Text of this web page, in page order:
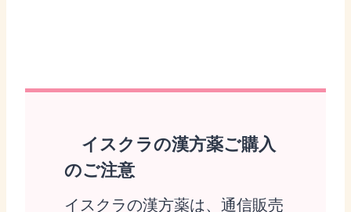
イスクラの漢方薬ご購入
のご注意
イスクラの漢方薬は、通信販売